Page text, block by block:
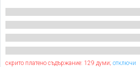
скрито платено съдържание: 129 думи; отключи